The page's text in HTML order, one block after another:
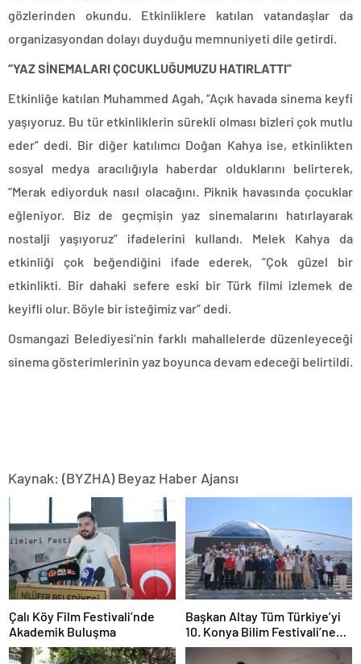
gözlerinden okundu. Etkinliklere katılan vatandaşlar da
organizasyondan dolayı duyduğu memnuniyeti dile getirdi.
“YAZ SİNEMALARI ÇOCUKLUĞUMUZU HATIRLATTI”
Etkinliğe katılan Muhammed Agah, “Açık havada sinema keyfi
yaşıyoruz. Bu tür etkinliklerin sürekli olması bizleri çok mutlu
eder” dedi. Bir diğer katılımcı Doğan Kahya ise, etkinlikten
sosyal medya aracılığıyla haberdar olduklarını belirterek,
“Merak ediyorduk nasıl olacağını. Piknik havasında çocuklar
eğleniyor. Biz de geçmişin yaz sinemalarını hatırlayarak
nostalji yaşıyoruz” ifadelerini kullandı. Melek Kahya da
etkinliği çok beğendiğini ifade ederek, “Çok güzel bir
etkinlikti. Bir dahaki sefere eski bir Türk filmi izlemek de
keyifli olur. Böyle bir isteğimiz var” dedi.
Osmangazi Belediyesi’nin farklı mahallelerde düzenleyeceği
sinema gösterimlerinin yaz boyunca devam edeceği belirtildi.
Kaynak: (BYZHA) Beyaz Haber Ajansı
Çalı Köy Film Festivali’nde
Akademik Buluşma
Başkan Altay Tüm Türkiye’yi
10. Konya Bilim Festivali’ne
Davet Etti